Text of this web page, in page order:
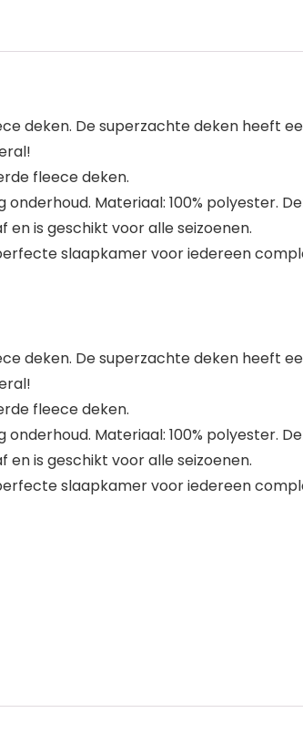
deken. De superzachte deken heeft
fleece deken.
Materiaal: 100% polyester.
is geschikt voor alle seizoenen.
slaapkamer voor iedereen
deken. De superzachte deken heeft
fleece deken.
Materiaal: 100% polyester.
is geschikt voor alle seizoenen.
slaapkamer voor iedereen